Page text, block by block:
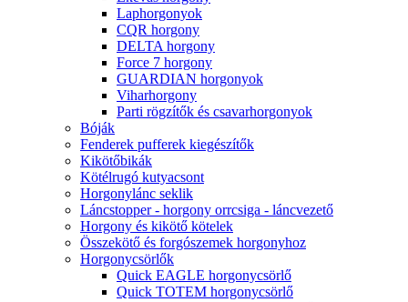
Laphorgonyok
CQR horgony
DELTA horgony
Force 7 horgony
GUARDIAN horgonyok
Viharhorgony
Parti rögzítők és csavarhorgonyok
Bóják
Fenderek pufferek kiegészítők
Kikötőbikák
Kötélrugó kutyacsont
Horgonylánc seklik
Láncstopper - horgony orrcsiga - láncvezető
Horgony és kikötő kötelek
Összekötő és forgószemek horgonyhoz
Horgonycsörlők
Quick EAGLE horgonycsörlő
Quick TOTEM horgonycsörlő